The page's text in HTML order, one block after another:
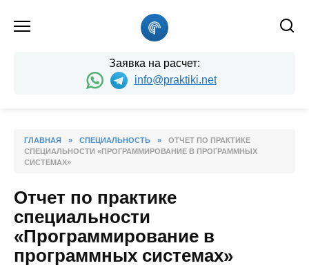
Заявка на расчет:
info@praktiki.net
ГЛАВНАЯ » СПЕЦИАЛЬНОСТЬ »
ОТЧЕТ ПО ПРАКТИКЕ
СПЕЦИАЛЬНОСТИ «ПРОГРАММИРОВАНИЕ В ПРОГРАММНЫХ
СИСТЕМАХ»
Отчет по практике
специальности
«Программирование в
программных системах»